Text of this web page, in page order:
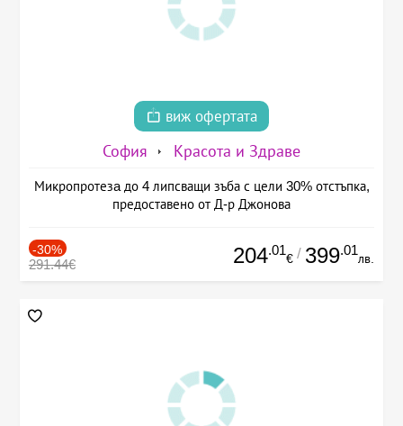
виж офертата
София Красота и Здраве
Микропротезa до 4 липсващи зъба с цели 30% отстъпка,
предоставено от Д-р Джонова
-30%
291.44€ 204.01
€ / 399.01
лв.